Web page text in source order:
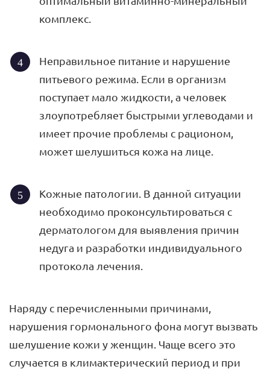
комплекс.
Неправильное питание и нарушение
питьевого режима. Если в организм
поступает мало жидкости, а человек
злоупотребляет быстрыми углеводами и
имеет прочие проблемы с рационом,
может шелушиться кожа на лице.
Кожные патологии. В данной ситуации
необходимо проконсультироваться с
дерматологом для выявления причин
недуга и разработки индивидуального
протокола лечения.
Наряду с перечисленными причинами,
нарушения гормонального фона могут вызвать
шелушение кожи у женщин. Чаще всего это
случается в климактерический период и при